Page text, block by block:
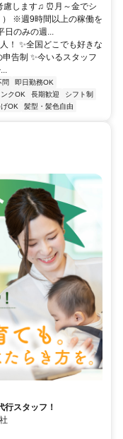
慮します♫ ⏰月～金でシ
） ※週9時間以上の稼働を
日のみの週...
！ ✨全国どこでも好きな
告制 ✨今いるスタッフ
問
即日勤務OK
クOK 長期歓迎
シフト制
OK 髪型・髪色自由
行スタッフ！